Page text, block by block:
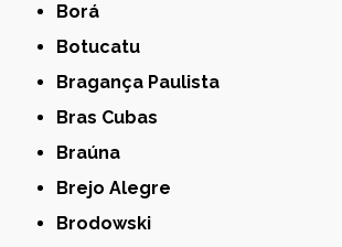
Borá
Botucatu
Bragança Paulista
Bras Cubas
Braúna
Brejo Alegre
Brodowski